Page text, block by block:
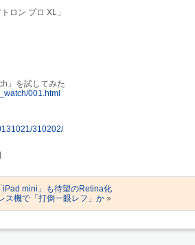
ロン プロ XL」
」を試してみた
001.html
310202/
iPad mini」も待望のRetina化
ス機で「打倒一眼レフ」か »